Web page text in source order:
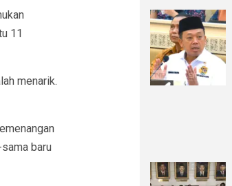
11
menarik.
baru